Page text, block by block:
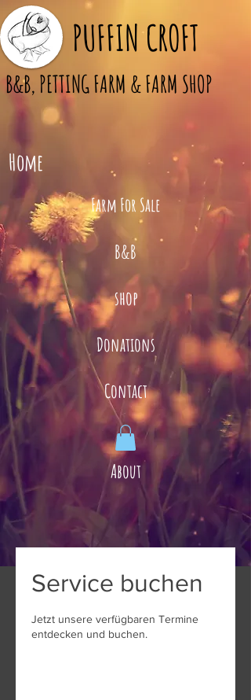
PUFFIN CROFT
B&B, PETTING FARM & FARM SHOP
Home
Farm For Sale
B&B
shop
Donations
Contact
About
Service buchen
Jetzt unsere verfügbaren Termine
entdecken und buchen.